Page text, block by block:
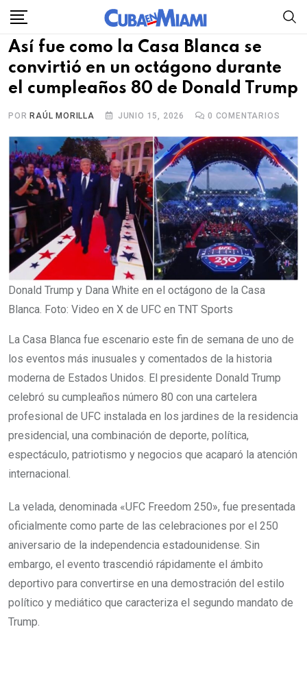
Skip
content
Así fue como la Casa Blanca se
convirtió en un octágono durante
el cumpleaños 80 de Donald Trump
POR RAÚL MORILLA JUNIO 15, 2026 0 COMENTARIOS
Donald Trump y Dana White en el octágono de la Casa
Blanca. Foto: Video en X de UFC en TNT Sports
La Casa Blanca fue escenario este fin de semana de uno de
los eventos más inusuales y comentados de la historia
moderna de Estados Unidos. El presidente Donald Trump
celebró su cumpleaños número 80 con una cartelera
profesional de UFC instalada en los jardines de la residencia
presidencial, una combinación de deporte, política,
espectáculo, patriotismo y negocios que acaparó la atención
internacional.
La velada, denominada «UFC Freedom 250», fue presentada
oficialmente como parte de las celebraciones por el 250
aniversario de la independencia estadounidense. Sin
embargo, el evento trascendió rápidamente el ámbito
deportivo para convertirse en una demostración del estilo
político y mediático que caracteriza el segundo mandato de
Trump.